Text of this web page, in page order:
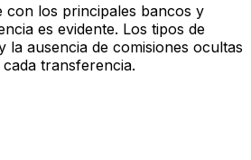
con los principales bancos y
es evidente. Los tipos de
la ausencia de comisiones ocultas
transferencia.